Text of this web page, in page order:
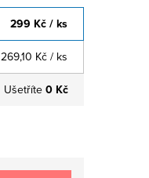
299 Kč/ ks
269,10 Kč / ks
Ušetříte 0 Kč